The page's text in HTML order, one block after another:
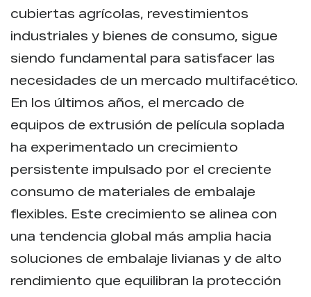
cubiertas agrícolas, revestimientos
industriales y bienes de consumo, sigue
siendo fundamental para satisfacer las
necesidades de un mercado multifacético.
En los últimos años, el mercado de
equipos de extrusión de película soplada
ha experimentado un crecimiento
persistente impulsado por el creciente
consumo de materiales de embalaje
flexibles. Este crecimiento se alinea con
una tendencia global más amplia hacia
soluciones de embalaje livianas y de alto
rendimiento que equilibran la protección